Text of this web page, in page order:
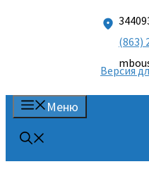
(863)
Версия
Меню